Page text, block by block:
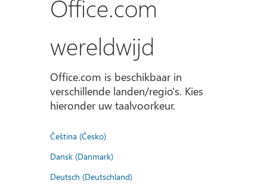
Office.com
wereldwijd
Office.com is beschikbaar in
verschillende landen/regio's. Kies
hieronder uw taalvoorkeur.
Čeština (Česko)
Dansk (Danmark)
Deutsch (Deutschland)